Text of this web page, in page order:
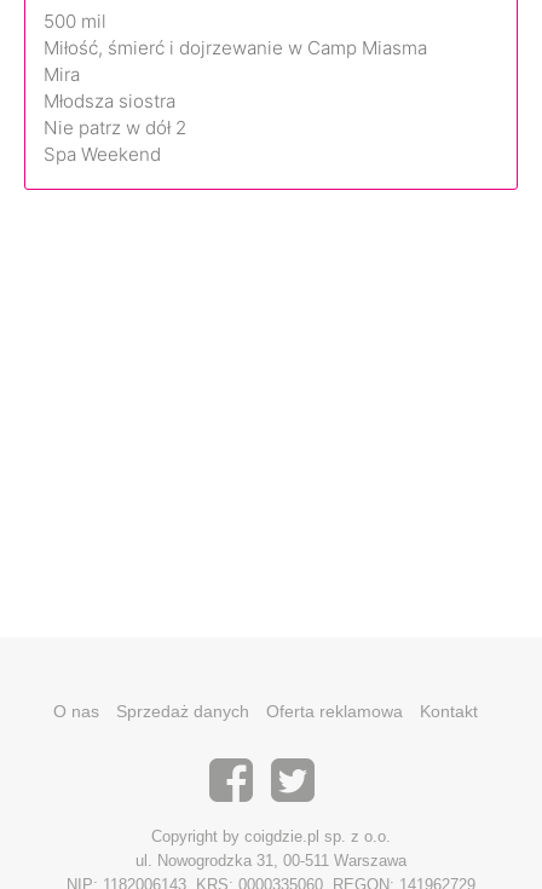
500 mil
Miłość, śmierć i dojrzewanie w Camp Miasma
Mira
Młodsza siostra
Nie patrz w dół 2
Spa Weekend
O nas Sprzedaż danych Oferta reklamowa Kontakt
Copyright by coigdzie.pl sp. z o.o.
ul. Nowogrodzka 31, 00-511 Warszawa
NIP: 1182006143, KRS: 0000335060, REGON: 141962729